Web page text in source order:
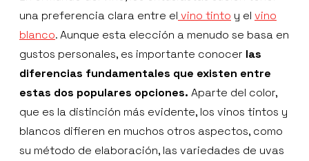
una preferencia clara entre el vino tinto y el vino
blanco. Aunque esta elección a menudo se basa en
gustos personales, es importante conocer las
diferencias fundamentales que existen entre
estas dos populares opciones. Aparte del color,
que es la distinción más evidente, los vinos tintos y
blancos difieren en muchos otros aspectos, como
su método de elaboración, las variedades de uvas